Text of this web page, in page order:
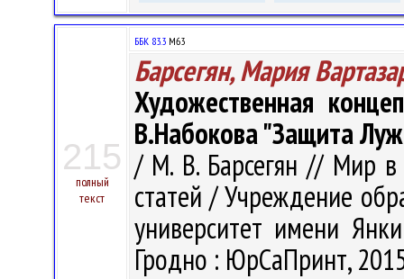
215
полный
текст
ББК 83.3 М63
Барсегян, Мария
Художественная
В.Набокова "Защита
/ М. В. Барсегян // Мир в
статей / Учреждение
университет имени
Гродно : ЮрСаПринт,